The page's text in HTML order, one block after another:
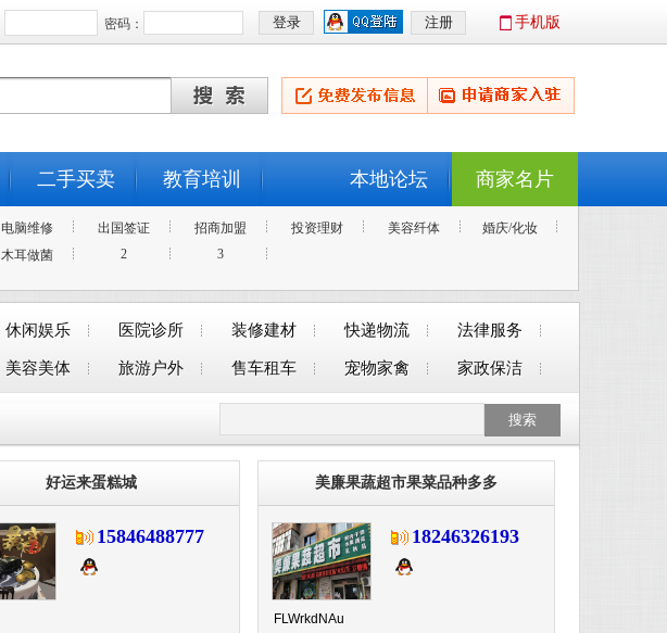
密码： 手机版
二手买卖 教育培训 商家名片
本地论坛
电脑维修 出国签证 招商加盟 投资理财 美容纤体
婚庆/化妆
木耳做菌 2 3
休闲娱乐 医院诊所 装修建材 快递物流 法律服务
美容美体 旅游户外 售车租车 宠物家禽 家政保洁
好运来蛋糕城
15846488777
美廉果蔬超市果菜品种多多
18246326193
FLWrkdNAu